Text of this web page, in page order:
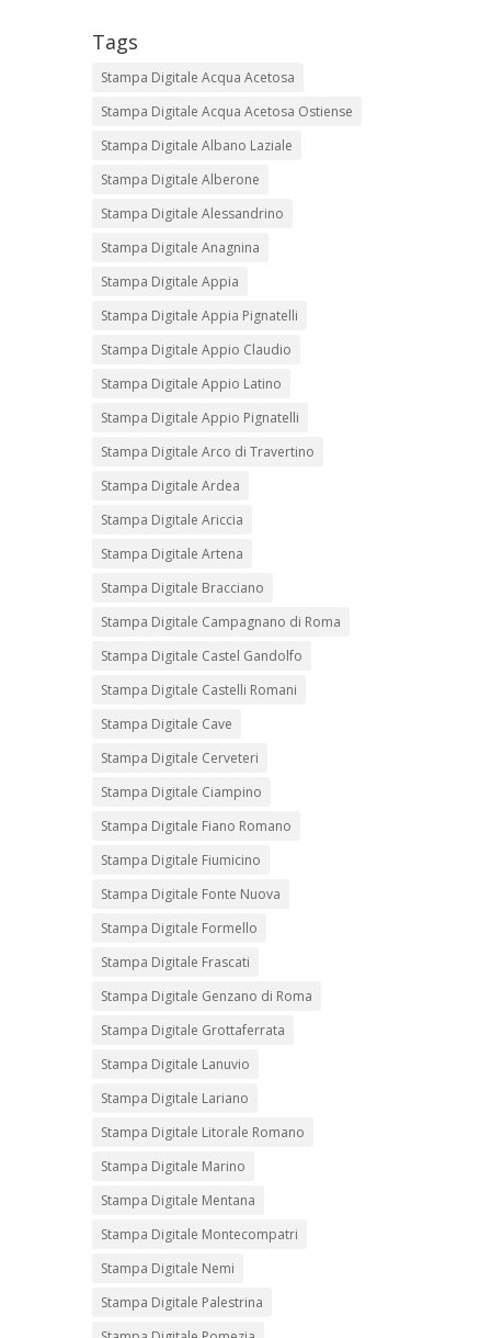
Tags
Stampa Digitale Acqua Acetosa
Stampa Digitale Acqua Acetosa Ostiense
Stampa Digitale Albano Laziale
Stampa Digitale Alberone
Stampa Digitale Alessandrino
Stampa Digitale Anagnina
Stampa Digitale Appia
Stampa Digitale Appia Pignatelli
Stampa Digitale Appio Claudio
Stampa Digitale Appio Latino
Stampa Digitale Appio Pignatelli
Stampa Digitale Arco di Travertino
Stampa Digitale Ardea
Stampa Digitale Ariccia
Stampa Digitale Artena
Stampa Digitale Bracciano
Stampa Digitale Campagnano di Roma
Stampa Digitale Castel Gandolfo
Stampa Digitale Castelli Romani
Stampa Digitale Cave
Stampa Digitale Cerveteri
Stampa Digitale Ciampino
Stampa Digitale Fiano Romano
Stampa Digitale Fiumicino
Stampa Digitale Fonte Nuova
Stampa Digitale Formello
Stampa Digitale Frascati
Stampa Digitale Genzano di Roma
Stampa Digitale Grottaferrata
Stampa Digitale Lanuvio
Stampa Digitale Lariano
Stampa Digitale Litorale Romano
Stampa Digitale Marino
Stampa Digitale Mentana
Stampa Digitale Montecompatri
Stampa Digitale Nemi
Stampa Digitale Palestrina